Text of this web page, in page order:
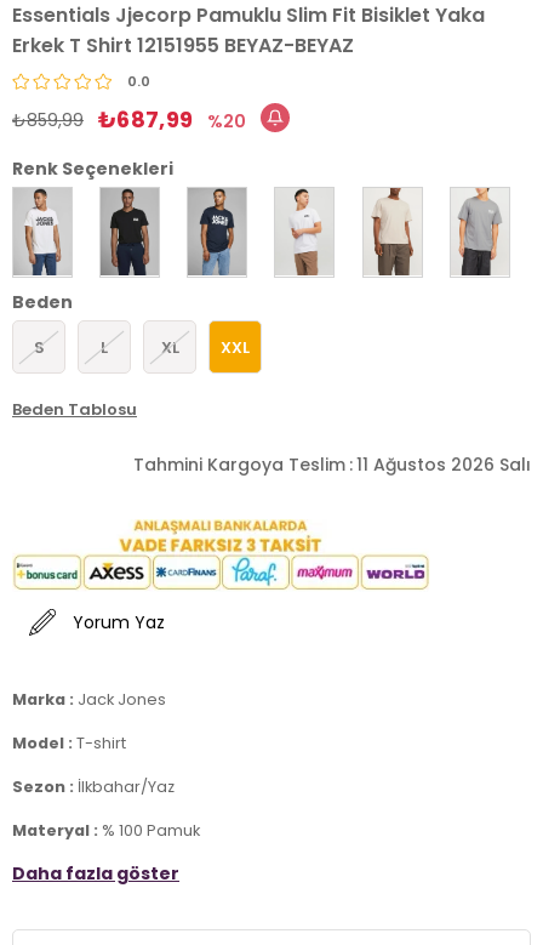
Essentials Jjecorp Pamuklu Slim Fit Bisiklet Yaka
Erkek T Shirt 12151955 BEYAZ-BEYAZ
0.0
₺859,99 ₺687,99
20
Renk Seçenekleri
Beden
S L XL XXL
Beden Tablosu
Tahmini Kargoya Teslim :11 Ağustos 2026 Salı
Yorum Yaz
Marka : Jack Jones
Model : T-shirt
Sezon : İlkbahar/Yaz
Materyal : % 100 Pamuk
Yaka Bilgisi :Bisiklet Yaka
Daha fazla göster